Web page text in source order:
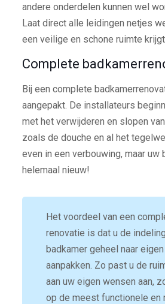
andere onderdelen kunnen wel
Laat direct alle leidingen netjes
een veilige en schone ruimte krijgt.
Complete
Bij een complete
aangepakt. De installateurs
met het verwijderen en slopen
zoals de douche en al het
even in een verbouwing, maar uw
helemaal nieuw!
Het voordeel van een
renovatie is dat u de
badkamer geheel naar
aanpakken. Zo past u de
aan uw eigen wensen aan,
op de meest functionele en